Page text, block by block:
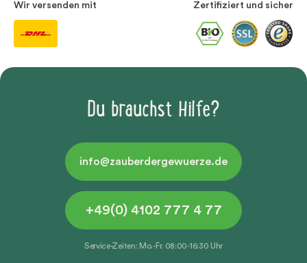
Wir versenden mit Zertifiziert und sicher
Du brauchst Hilfe?
info@zauberdergewuerze.de
+49(0) 4102 777 4 77
Service-Zeiten: Mo.-Fr. 08:00-16:30 Uhr